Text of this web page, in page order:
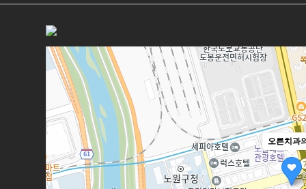
오른치과